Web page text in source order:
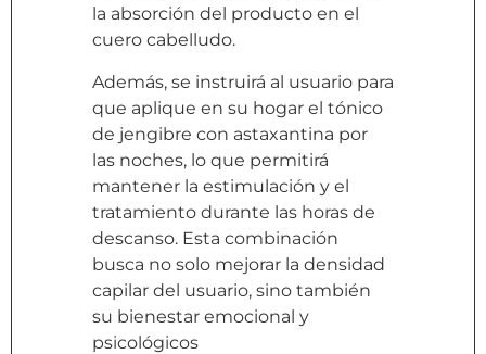
la absorción del producto en el
cuero cabelludo.
Además, se instruirá al usuario para
que aplique en su hogar el tónico
de jengibre con astaxantina por
las noches, lo que permitirá
mantener la estimulación y el
tratamiento durante las horas de
descanso. Esta combinación
busca no solo mejorar la densidad
capilar del usuario, sino también
su bienestar emocional y
psicológicos